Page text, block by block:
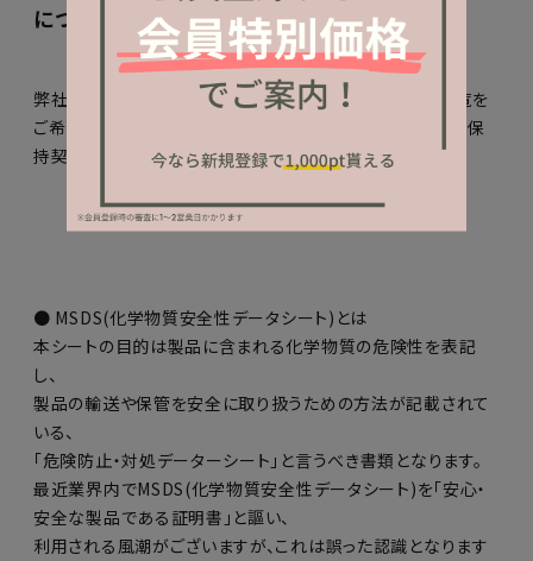
について
弊社取扱い製品の保管や輸送(輸出)用途にてMSDSの閲覧を
ご希望のサロン様は上記連絡先へご請求下さいませ、
秘密保
持契約書
に同意頂いた上でMSDSを公開致します。
● MSDS(化学物質安全性データシート)とは
本シートの目的は製品に含まれる化学物質の危険性を表記
し、
製品の輸送や保管を安全に取り扱うための方法が記載されて
いる、
「危険防止・対処データーシート」と言うべき書類となります。
最近業界内でMSDS(化学物質安全性データシート)を「安心・
安全な製品である証明書」と謳い、
利用される風潮がございますが、これは誤った認識となります